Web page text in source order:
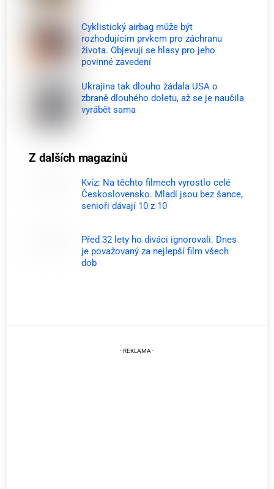
Cyklistický airbag může být
rozhodujícím prvkem pro záchranu
života. Objevují se hlasy pro jeho
povinné zavedení
Ukrajina tak dlouho žádala USA o
zbraně dlouhého doletu, až se je naučila
vyrábět sama
Z dalších magazinů
Kvíz: Na těchto filmech vyrostlo celé
Československo. Mladí jsou bez šance,
senioři dávají 10 z 10
Před 32 lety ho diváci ignorovali. Dnes
je považovaný za nejlepší film všech
dob